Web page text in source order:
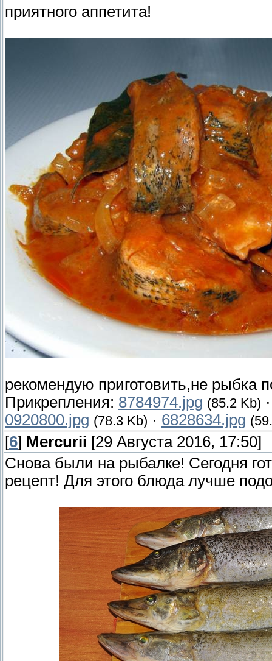
приятного аппетита!
рекомендую приготовить,не рыбка
Прикрепления: 8784974.jpg (85.2 Kb)
0920800.jpg (78.3 Kb) · 6828634.jpg
[6] Mercurii [29 Августа 2016, 17:50]
Снова были на рыбалке! Сегодня
рецепт! Для этого блюда лучше